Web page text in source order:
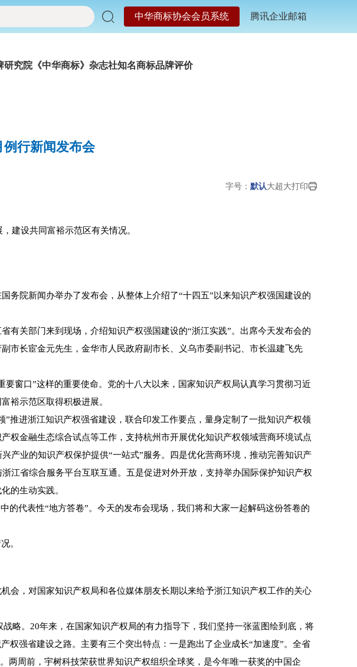
中华商标协会会员系统 腾讯企业邮箱
研究院 《中华商标》杂志社知名商标品牌评价
例行新闻发布会
字号： 默认大超大打印
建设共同富裕示范区有关情况。
院新闻办举办了发布会，从整体上介绍了“十四五”以来知识产权强国建设的
关部门来到现场，介绍知识产权强国建设的“浙江实践”。出席今天发布会的
市长宦金元先生，金华市人民政府副市长、义乌市委副书记、市长温建飞先
口”这样的重要使命。党的十八大以来，国家知识产权局认真学习贯彻习近
裕示范区取得积极进展。
进浙江知识产权强省建设，联合印发工作要点，量身定制了一批知识产权领
权金融生态综合试点等工作，支持杭州市开展优化知识产权领域营商环境试点
产业的知识产权保护提供“一站式”服务。四是优化营商环境，推动完善知识产
江省综合服务平台互联互通。五是促进对外开放，支持举办国际保护知识产权
的生动实践。
代表性“地方答卷”。今天的发布会现场，我们将和大家一起解码这份答卷的
。
，对国家知识产权局和各位媒体朋友长期以来给予浙江知识产权工作的关心
。20年来，在国家知识产权局的有力指导下，我们坚持一张蓝图绘到底，将
权强省建设之路。主要有三个突出特点：一是跑出了企业成长“加速度”。全省
两周前，宇树科技荣获世界知识产权组织全球奖，是今年唯一获奖的中国企